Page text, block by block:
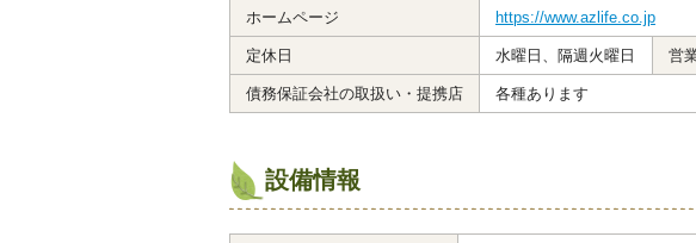
ホームページ https://www.azlife.co.jp
定休日 水曜日、隔週火曜日 営
債務保証会社の取扱い・提携店 各種あります
設備情報